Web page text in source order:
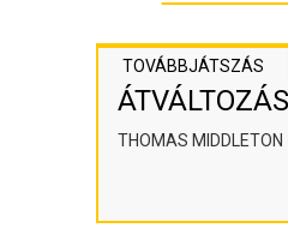
TOVÁBBJÁTSZÁS
THOMAS MIDDLETON